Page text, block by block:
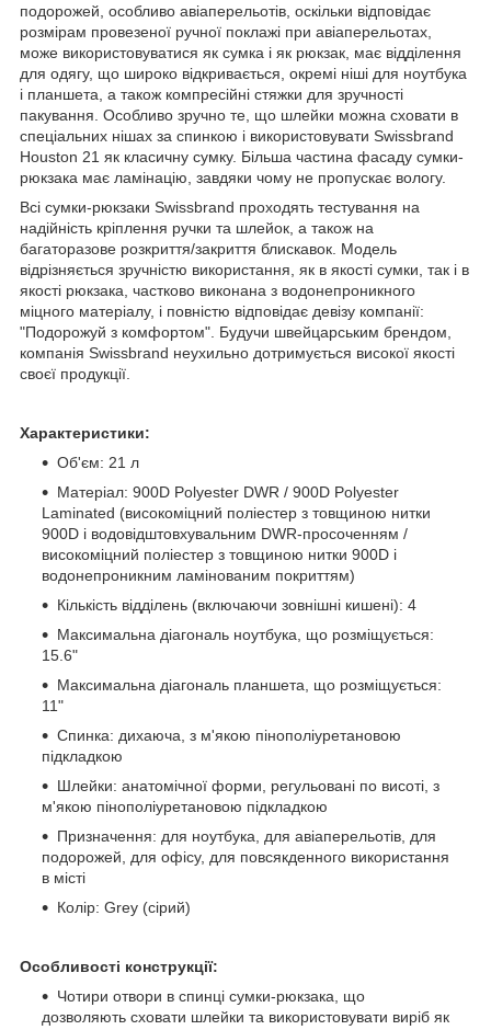
подорожей, особливо авіаперельотів, оскільки відповідає
розмірам провезеної ручної поклажі при авіаперельотах,
може використовуватися як сумка і як рюкзак, має відділення
для одягу, що широко відкривається, окремі ніші для ноутбука
і планшета, а також компресійні стяжки для зручності
пакування. Особливо зручно те, що шлейки можна сховати в
спеціальних нішах за спинкою і використовувати Swissbrand
Houston 21 як класичну сумку. Більша частина фасаду сумки-
рюкзака має ламінацію, завдяки чому не пропускає вологу.
Всі сумки-рюкзаки Swissbrand проходять тестування на
надійність кріплення ручки та шлейок, а також на
багаторазове розкриття/закриття блискавок. Модель
відрізняється зручністю використання, як в якості сумки, так і в
якості рюкзака, частково виконана з водонепроникного
міцного матеріалу, і повністю відповідає девізу компанії:
"Подорожуй з комфортом". Будучи швейцарським брендом,
компанія Swissbrand неухильно дотримується високої якості
своєї продукції.
Характеристики:
Об'єм: 21 л
Матеріал: 900D Polyester DWR / 900D Polyester
Laminated (високоміцний поліестер з товщиною нитки
900D і водовідштовхувальним DWR-просоченням /
високоміцний поліестер з товщиною нитки 900D і
водонепроникним ламінованим покриттям)
Кількість відділень (включаючи зовнішні кишені): 4
Максимальна діагональ ноутбука, що розміщується:
15.6"
Максимальна діагональ планшета, що розміщується:
11"
Спинка: дихаюча, з м'якою пінополіуретановою
підкладкою
Шлейки: анатомічної форми, регульовані по висоті, з
м'якою пінополіуретановою підкладкою
Призначення: для ноутбука, для авіаперельотів, для
подорожей, для офісу, для повсякденного використання
в місті
Колір: Grey (сірий)
Особливості конструкції:
Чотири отвори в спинці сумки-рюкзака, що
дозволяють сховати шлейки та використовувати виріб як